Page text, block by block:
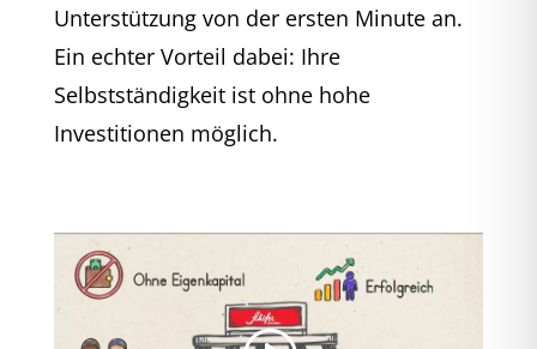
Unterstützung von der ersten Minute an.
Ein echter Vorteil dabei: Ihre
Selbstständigkeit ist ohne hohe
Investitionen möglich.